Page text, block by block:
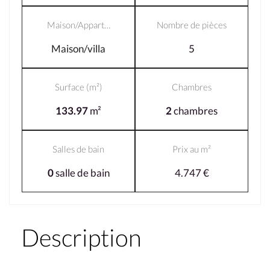
Maison/Appart…
Maison/villa
Nombre de pièces
5
Surface (m²)
133.97m²
Chambres
2chambres
Salles de bain
0salle de bain
Prix au m²
4.747 €
Description